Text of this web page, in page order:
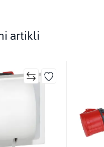
artikli